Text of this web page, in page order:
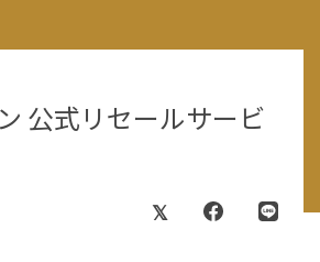
公式リセールサービ